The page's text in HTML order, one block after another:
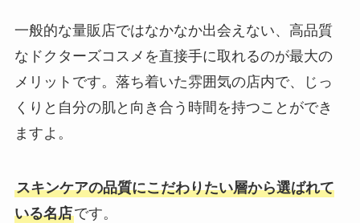
一般的な量販店ではなかなか出会えない、高品質
なドクターズコスメを直接手に取れるのが最大の
メリットです。落ち着いた雰囲気の店内で、じっ
くりと自分の肌と向き合う時間を持つことができ
ますよ。
スキンケアの品質にこだわりたい層から選ばれて
いる名店です。